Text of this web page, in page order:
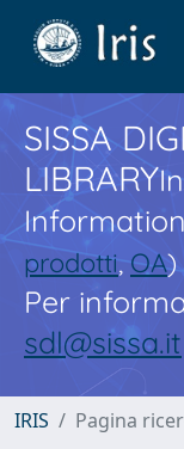
SISSA
LIBRARY
prodotti,OA)
Per
sdl@sissa.it
IRIS Pagina